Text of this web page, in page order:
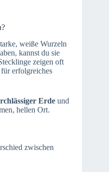
weiße Wurzeln
kannst du sie
zeigen oft
erfolgreiches
Erde und
hellen Ort.
zwischen